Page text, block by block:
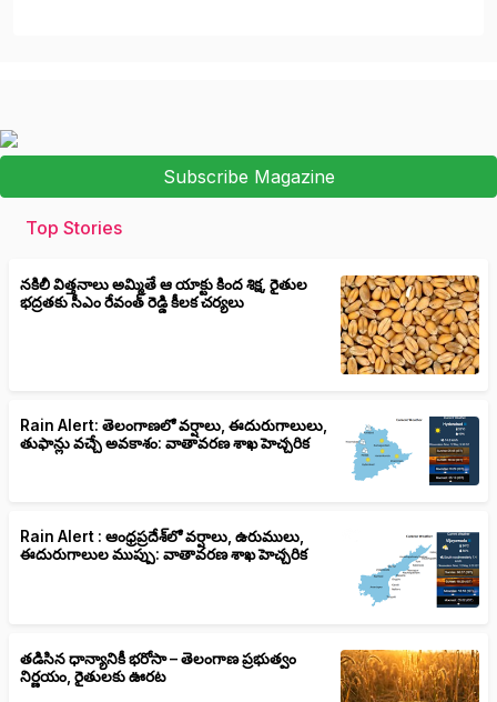
Subscribe Magazine
Top Stories
నకిలీ విత్తనాలు అమ్మితే ఆ యాక్టు కింద శిక్ష, రైతుల
భద్రతకు సీఎం రేవంత్ రెడ్డి కీలక చర్యలు
Rain Alert: తెలంగాణలో వర్షాలు, ఈదురుగాలులు,
తుఫాన్లు వచ్చే అవకాశం: వాతావరణ శాఖ హెచ్చరిక
Rain Alert : ఆంధ్రప్రదేశ్‌లో వర్షాలు, ఉరుములు,
ఈదురుగాలుల ముప్పు: వాతావరణ శాఖ హెచ్చరిక
తడిసిన ధాన్యానికీ భరోసా – తెలంగాణ ప్రభుత్వం
నిర్ణయం, రైతులకు ఊరట